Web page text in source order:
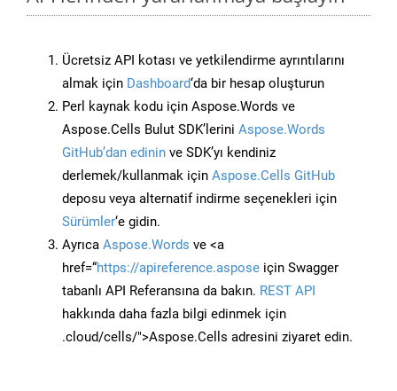
Ücretsiz API kotası ve yetkilendirme ayrıntılarını
almak için Dashboard‘da bir hesap oluşturun
Perl kaynak kodu için Aspose.Words ve
Aspose.Cells Bulut SDK’lerini Aspose.Words
GitHub’dan edinin ve SDK’yı kendiniz
derlemek/kullanmak için Aspose.Cells GitHub
deposu veya alternatif indirme seçenekleri için
Sürümler‘e gidin.
Ayrıca Aspose.Words ve <a
href=“https://apireference.aspose için Swagger
tabanlı API Referansına da bakın. REST API
hakkında daha fazla bilgi edinmek için
.cloud/cells/">Aspose.Cells adresini ziyaret edin.